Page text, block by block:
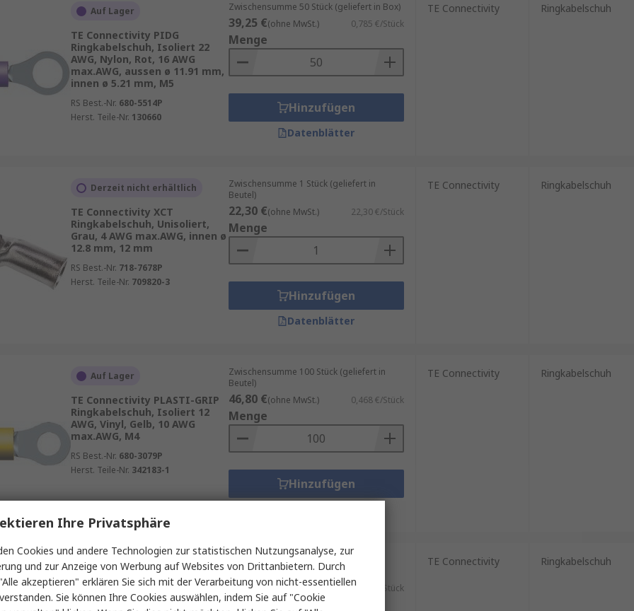
Auf Lager
TE Connectivity PIDG
Ringkabelschuh, Isoliert 22
AWG, Nylon, Rot, 16 AWG
max.AWG, aussen ø 11.91 mm,
innen ø 5.21 mm, M5
RS Best.-Nr. 680-5514P
Herst. Teile-Nr. 130660
Zwischensumme 50 Stück (geliefert in Box)
39,25 €(ohne MwSt.) 0,785 €/Stück
Menge
Hinzufügen
Datenblätter
TE Connectivity Ringkabelschuh
Derzeit nicht erhältlich
TE Connectivity XCT
Ringkabelschuh, Unisoliert,
Grau, 4 AWG max.AWG, innen ø
12.8 mm, 12 mm
RS Best.-Nr. 718-7678P
Herst. Teile-Nr. 709820-3
Zwischensumme 1 Stück (geliefert in
Beutel)
22,30 €(ohne MwSt.) 22,30 €/Stück
Menge
Hinzufügen
Datenblätter
TE Connectivity Ringkabelschuh
Auf Lager
TE Connectivity PLASTI-GRIP
Ringkabelschuh, Isoliert 12
AWG, Vinyl, Gelb, 10 AWG
max.AWG, M4
RS Best.-Nr. 680-3079P
Herst. Teile-Nr. 342183-1
Zwischensumme 100 Stück (geliefert in
Beutel)
46,80 €(ohne MwSt.) 0,468 €/Stück
Menge
Hinzufügen
TE Connectivity Ringkabelschuh
Auf Lager
TE Connectivity DG STRATO-
THERM Ringkabelschuh,
Zwischensumme 1 Stück (geliefert in
Beutel)
2,56 €(ohne MwSt.) 2,56 €/Stück
Menge
TE Connectivity Ringkabelschuh
Ihre Privatsphäre
Cookies und andere Technologien zur statistischen Nutzungsanalyse, zur
und zur Anzeige von Werbung auf Websites von Drittanbietern. Durch
akzeptieren" erklären Sie sich mit der Verarbeitung von nicht-essentiellen
Sie können Ihre Cookies auswählen, indem Sie auf "Cookie